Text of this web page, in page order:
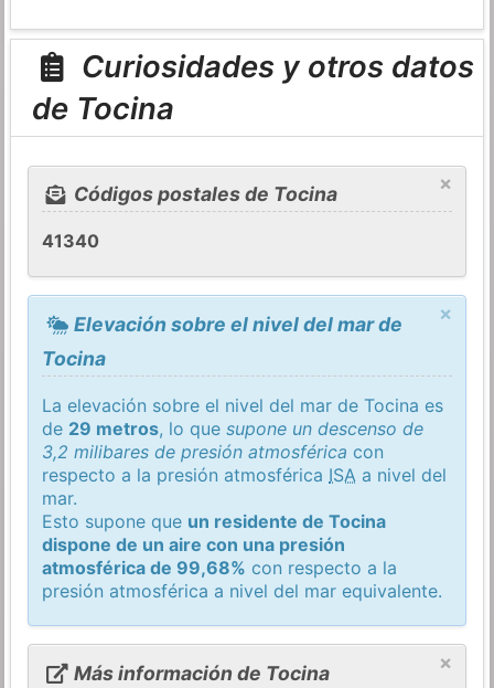
Curiosidades y otros datos
de Tocina
×
Códigos postales de Tocina
41340
×
Elevación sobre el nivel del mar de
Tocina
La elevación sobre el nivel del mar de Tocina es
de 29 metros, lo quesupone un descenso de
3,2 milibares de presión atmosférica con
respecto a la presión atmosférica ISA a nivel del
mar.
Esto supone que un residente de Tocina
dispone de un aire con una presión
atmosférica de 99,68% con respecto a la
presión atmosférica a nivel del mar equivalente.
×
Más información de Tocina